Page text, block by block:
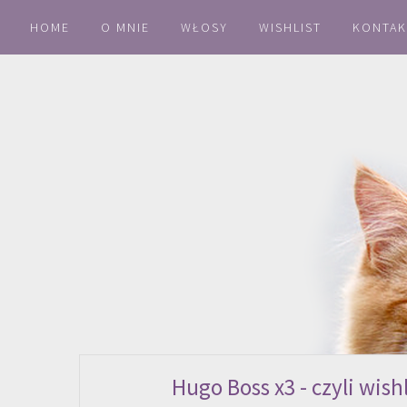
HOME O MNIE WŁOSY WISHLIST
Hugo Boss x3 - czyli